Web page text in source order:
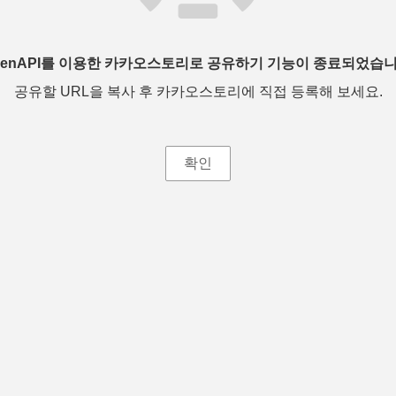
를 이용한 카카오스토리로 공유하기 기능이 종료되었습
공유할 URL을 복사 후 카카오스토리에 직접 등록해 보세요.
확인